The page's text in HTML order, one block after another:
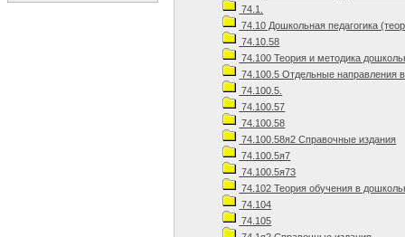
74.1.
74.10 Дошкольная педагогика
74.10.58
74.100 Теория и методика
74.100.5 Отдельные направления
74.100.5.
74.100.57
74.100.58
74.100.58я2 Справочные издания
74.100.5я7
74.100.5я73
74.102 Теория обучения в
74.104
74.105